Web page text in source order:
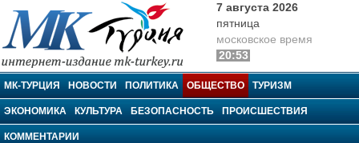
МК-Турция
7 августа 2026
пятница
московское время
20:53
МК-ТУРЦИЯ НОВОСТИ ПОЛИТИКА ОБЩЕСТВО ТУРИЗМ
ЭКОНОМИКА КУЛЬТУРА БЕЗОПАСНОСТЬ ПРОИСШЕСТВИЯ
КОММЕНТАРИИ